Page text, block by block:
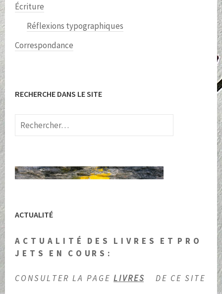
Écriture
Réflexions typographiques
Correspondance
RECHERCHE DANS LE SITE
Rechercher :
ACTUALITÉ
A C T U A L I T É D E S L I V R E S E T P R O
J E T S E N C O U R S :
C O N S U L T E R L A P A G E L I V R E SD E C E S I T E